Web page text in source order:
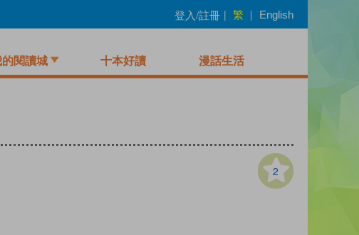
登入/註冊 | 繁 | English
的閱讀城 十本好讀 漫話生活
2